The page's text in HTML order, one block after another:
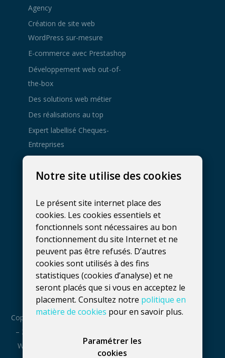
Agency
Création de site web
WordPress sur-mesure
E-commerce avec Prestashop
Développement web out-of-
the-box
Des solutions web métier
Des réalisations au top
Expert labellisé Cheques-
Entreprises
développement web à
081 137 800
hello@fidelo.be
Rue Phocas Lejeune 25, bt 3
5032 Isnes,Belgique
Numéro de TVA :
BE0660739056
Copyright : 2016
– 2026 Fidelo
Web Agency
Notre site utilise des cookies
Le présent site internet place des
cookies. Les cookies essentiels et
fonctionnels sont nécessaires au bon
fonctionnement du site Internet et ne
peuvent pas être refusés. D’autres
cookies sont utilisés à des fins
statistiques (cookies d’analyse) et ne
seront placés que si vous en acceptez le
placement. Consultez notre politique en
matière de cookies pour en savoir plus.
Paramétrer les
cookies